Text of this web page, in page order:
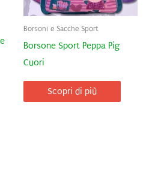
Borsoni e Sacche Sport
Borsone Sport Peppa Pig
Cuori
Scopri di più